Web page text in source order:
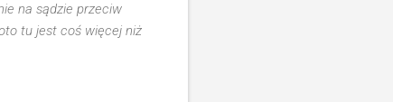
na sądzie przeciw
tu jest coś więcej niż